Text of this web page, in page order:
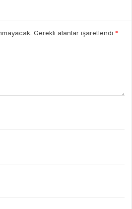
Gerekli alanlar işaretlendi *